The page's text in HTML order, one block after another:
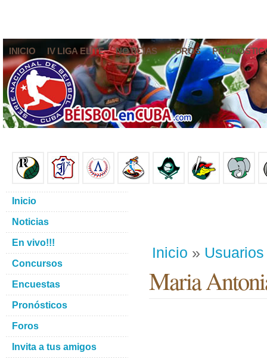
INICIO IV LIGA ELITE NOTICIAS FOROS
Inicio » Usuarios
Maria
Inicio
Noticias
En vivo!!!
Concursos
Encuestas
Pronósticos
Foros
Invita a tus amigos